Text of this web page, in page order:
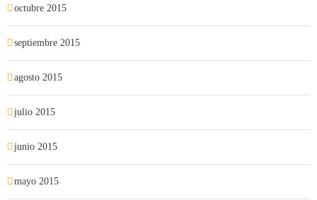
octubre 2015
septiembre 2015
agosto 2015
julio 2015
junio 2015
mayo 2015